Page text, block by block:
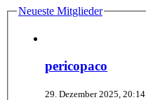
Neueste Mitglieder
pericopaco
29. Dezember 2025, 20:14